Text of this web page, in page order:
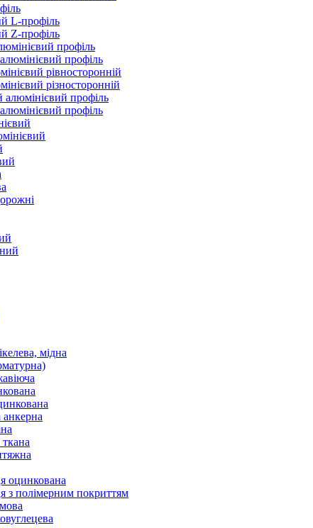
L-профіль
Z-профіль
профіль
профіль
рівносторонній
різносторонній
алюмінієвий профіль
профіль
мідна
анкерна
оцинкована
з полімерним покриттям